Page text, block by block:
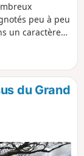
peu à peu
un caractère
du Grand